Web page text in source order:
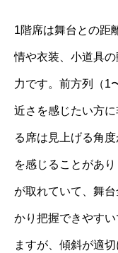
1階席は舞台との距
情や衣装、小道具
力です。前方列（1
近さを感じたい方
る席は見上げる角
を感じることがあ
が取れていて、舞
かり把握できやす
ますが、傾斜が適